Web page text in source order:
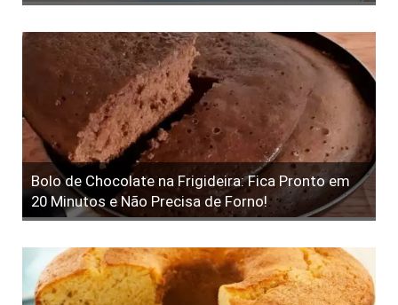
Bolo de Chocolate na Frigideira: Fica Pronto em
20 Minutos e Não Precisa de Forno!